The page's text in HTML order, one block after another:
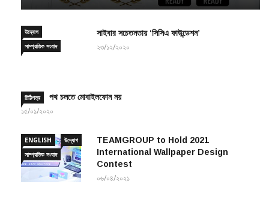
উদ্যোগ
সাম্প্রতিক সংবাদ
সাইবার সচেতনতায় ‘সিসিএ ফাউন্ডেশন’
২৩/১২/২০২০
চিঠিপত্র পথ চলতে মোবাইলফোন নয়
১৫/০১/২০২০
ENGLISH
উদ্যোগ
সাম্প্রতিক সংবাদ
TEAMGROUP to Hold 2021
International Wallpaper Design
Contest
০৬/০৪/২০২১